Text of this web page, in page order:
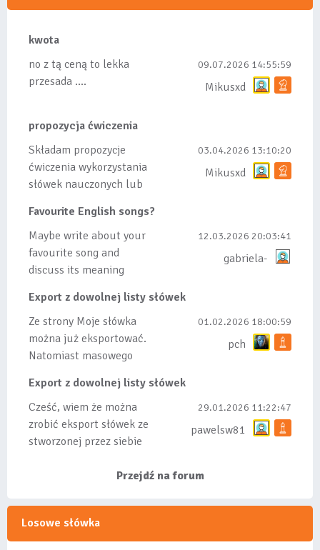
kwota
no z tą ceną to lekka
przesada ....
09.07.2026 14:55:59
Mikusxd
propozycja ćwiczenia
Składam propozycje
ćwiczenia wykorzystania
słówek nauczonych lub
tez ze wszys...
03.04.2026 13:10:20
Mikusxd
Favourite English songs?
Maybe write about your
favourite song and
discuss its meaning
12.03.2026 20:03:41
gabriela-
Export z dowolnej listy słówek
Ze strony Moje słówka
można już eksportować.
Natomiast masowego
bo wiąże się...
01.02.2026 18:00:59
pch
Export z dowolnej listy słówek
Cześć, wiem że można
zrobić eksport słówek ze
stworzonej przez siebie
29.01.2026 11:22:47
pawelsw81
Przejdź na forum
Losowe słówka